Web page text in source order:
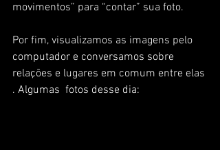
movimentos” para “contar” sua foto.
Por fim, visualizamos as imagens pelo
computador e conversamos sobre
relações e lugares em comum entre elas
. Algumas  fotos desse dia: